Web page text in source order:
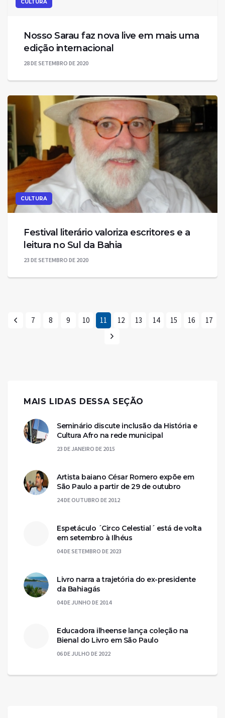
CULTURA
Nosso Sarau faz nova live em mais uma
edição internacional
28 DE SETEMBRO DE 2020
CULTURA
Festival literário valoriza escritores e a
leitura no Sul da Bahia
23 DE SETEMBRO DE 2020
7 8 9 10 11 12 13 14 15 16 17
MAIS LIDAS DESSA SEÇÃO
Seminário discute inclusão da História e
Cultura Afro na rede municipal
23 DE JANEIRO DE 2015
Artista baiano César Romero expõe em
São Paulo a partir de 29 de outubro
24 DE OUTUBRO DE 2012
Espetáculo ´Circo Celestial´ está de volta
em setembro à Ilhéus
04 DE SETEMBRO DE 2023
Livro narra a trajetória do ex-presidente
da Bahiagás
04 DE JUNHO DE 2014
Educadora ilheense lança coleção na
Bienal do Livro em São Paulo
06 DE JULHO DE 2022